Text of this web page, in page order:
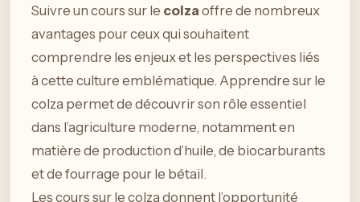
Suivre un cours sur le colza offre de nombreux
avantages pour ceux qui souhaitent
comprendre les enjeux et les perspectives liés
à cette culture emblématique. Apprendre sur le
colza permet de découvrir son rôle essentiel
dans l’agriculture moderne, notamment en
matière de production d’huile, de biocarburants
et de fourrage pour le bétail.
Les cours sur le colza donnent l’opportunité